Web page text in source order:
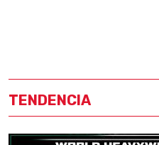
TENDENCIA